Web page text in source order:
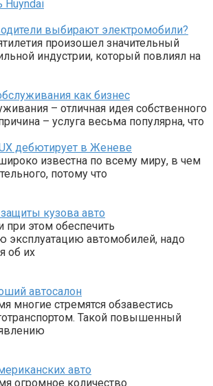
выбирают электромобили?
произошел значительный
индустрии, который повлиял на
как бизнес
– отличная идея собственного
– услуга весьма популярна, что
дебютирует в Женеве
известна по всему миру, в чем
потому что
кузова авто
при этом обеспечить
эксплуатацию автомобилей, надо
об их
автосалон
многие стремятся обзавестись
Такой повышенный
авто
огромное количество